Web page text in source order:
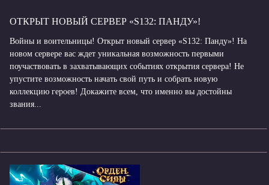
ОТКРЫТ НОВЫЙ СЕРВЕР «S132: ПАНДУ»!
Войны и воительницы! Открыт новый сервер «S132: Панду»! На
новом сервере вас ждет уникальная возможность первыми
поучаствовать в захватывающих событиях открытия сервера! Не
упустите возможность начать свой путь и собрать новую
коллекцию героев! Докажите всем, что именно вы достойны
звания...